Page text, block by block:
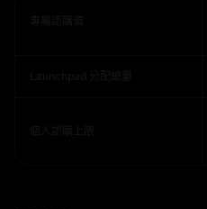
專屬認購價
Launchpad 分配總量
個人認購上限